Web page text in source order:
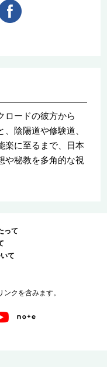
ロードの彼方から
陰陽道や修験道、
楽に至るまで、日本
や秘教を多角的な視
って
て
クを含みます。